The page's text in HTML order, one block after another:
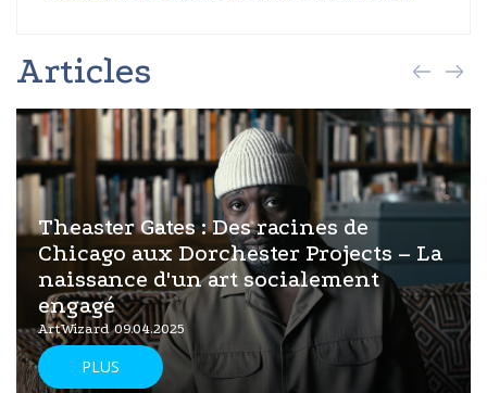
Articles
Theaster Gates : Des racines de
Chicago aux Dorchester Projects – La
naissance d'un art socialement
engagé
ArtWizard 09.04.2025
PLUS